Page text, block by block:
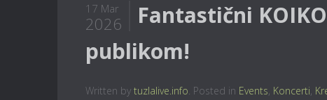
17 Mar
2026
Fantastični
publikom!
Written by tuzlalive.info. Posted in Events, Koncerti,